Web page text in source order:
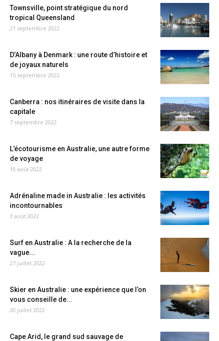
Townsville, point stratégique du nord
tropical Queensland
21 septembre 2022
D’Albany à Denmark : une route d’histoire et
de joyaux naturels
15 septembre 2022
Canberra : nos itinéraires de visite dans la
capitale
7 septembre 2022
L’écotourisme en Australie, une autre forme
de voyage
10 août 2022
Adrénaline made in Australie : les activités
incontournables
3 août 2022
Surf en Australie : A la recherche de la
vague...
27 juillet 2022
Skier en Australie : une expérience que l’on
vous conseille de...
20 juillet 2022
Cape Arid, le grand sud sauvage de